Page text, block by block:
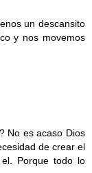
un descansito
y nos movemos
No es acaso Dios
de crear el
Porque todo lo